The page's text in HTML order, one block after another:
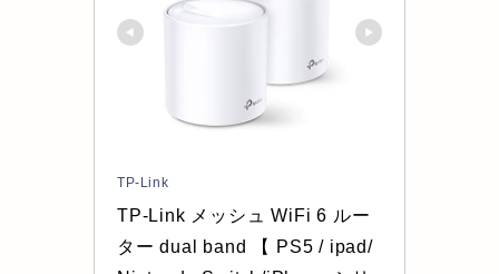
TP-Link
TP-Link メッシュ WiFi 6 ルー
ター dual band 【 PS5 / ipad/